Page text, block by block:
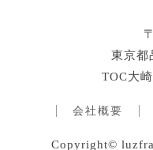
東京都
TOC大
会社概要
Copyright©